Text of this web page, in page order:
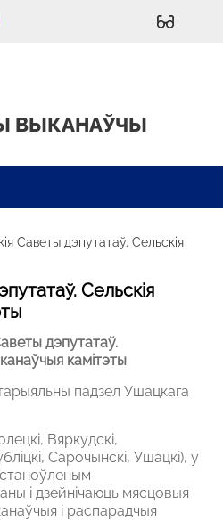
ВЫКАНАЎЧЫ
Саветы дэпутатаў. Сельскія
Сельскія
дэпутатаў.
камітэты
падзел Ушацкага
Вяркудскі,
Сарочынскі, Ушацкі), у
і дзейнічаюць мясцовыя
і распарадчыя